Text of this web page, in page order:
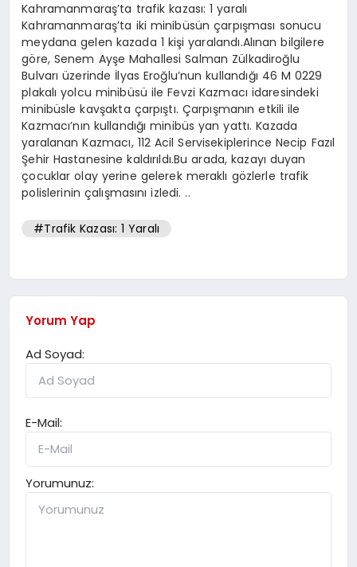
Kahramanmaraş’ta trafik kazası: 1 yaralı
Kahramanmaraş’ta iki minibüsün çarpışması sonucu
meydana gelen kazada 1 kişi yaralandı.Alınan bilgilere
göre, Senem Ayşe Mahallesi Salman Zülkadiroğlu
Bulvarı üzerinde İlyas Eroğlu’nun kullandığı 46 M 0229
plakalı yolcu minibüsü ile Fevzi Kazmacı idaresindeki
minibüsle kavşakta çarpıştı. Çarpışmanın etkili ile
Kazmacı’nın kullandığı minibüs yan yattı. Kazada
yaralanan Kazmacı, 112 Acil Servisekiplerince Necip Fazıl
Şehir Hastanesine kaldırıldı.Bu arada, kazayı duyan
çocuklar olay yerine gelerek meraklı gözlerle trafik
polislerinin çalışmasını izledi. ..
#Trafik Kazası: 1 Yaralı
Yorum Yap
Ad Soyad:
E-Mail:
Yorumunuz: